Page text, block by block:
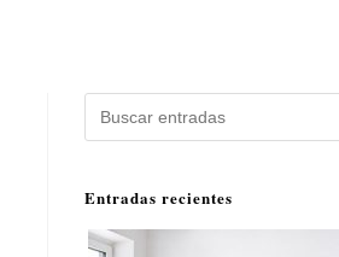
Entradas recientes